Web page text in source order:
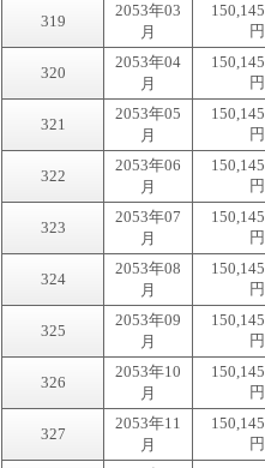
319
2053年03
月
150,145
円
320
2053年04
月
150,145
円
321
2053年05
月
150,145
円
322
2053年06
月
150,145
円
323
2053年07
月
150,145
円
324
2053年08
月
150,145
円
325
2053年09
月
150,145
円
326
2053年10
月
150,145
円
327
2053年11
月
150,145
円